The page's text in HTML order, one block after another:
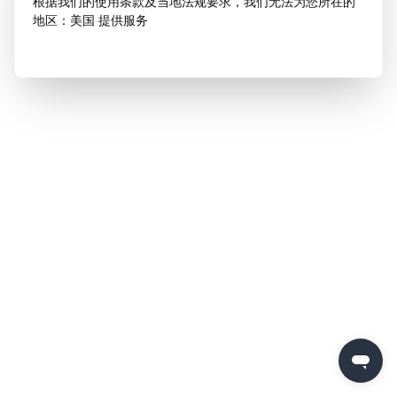
地区：美国 提供服务